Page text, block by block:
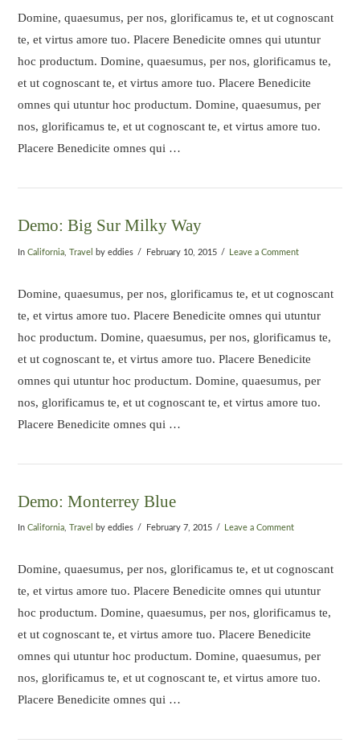
Domine, quaesumus, per nos, glorificamus te, et ut cognoscant
te, et virtus amore tuo. Placere Benedicite omnes qui utuntur
hoc productum. Domine, quaesumus, per nos, glorificamus te,
et ut cognoscant te, et virtus amore tuo. Placere Benedicite
omnes qui utuntur hoc productum. Domine, quaesumus, per
nos, glorificamus te, et ut cognoscant te, et virtus amore tuo.
Placere Benedicite omnes qui …
Demo: Big Sur Milky Way
InCalifornia ,Travel by eddies February 10, 2015 Leave a Comment
Domine, quaesumus, per nos, glorificamus te, et ut cognoscant
te, et virtus amore tuo. Placere Benedicite omnes qui utuntur
hoc productum. Domine, quaesumus, per nos, glorificamus te,
et ut cognoscant te, et virtus amore tuo. Placere Benedicite
omnes qui utuntur hoc productum. Domine, quaesumus, per
nos, glorificamus te, et ut cognoscant te, et virtus amore tuo.
Placere Benedicite omnes qui …
Demo: Monterrey Blue
InCalifornia ,Travel by eddies February 7, 2015 Leave a Comment
Domine, quaesumus, per nos, glorificamus te, et ut cognoscant
te, et virtus amore tuo. Placere Benedicite omnes qui utuntur
hoc productum. Domine, quaesumus, per nos, glorificamus te,
et ut cognoscant te, et virtus amore tuo. Placere Benedicite
omnes qui utuntur hoc productum. Domine, quaesumus, per
nos, glorificamus te, et ut cognoscant te, et virtus amore tuo.
Placere Benedicite omnes qui …